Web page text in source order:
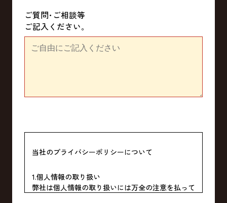
ご質問･ご相談等
ご記入ください｡
当社のプライバシーポリシーについて
1.個人情報の取り扱い
弊社は個人情報の取り扱いには万全の注意を払って